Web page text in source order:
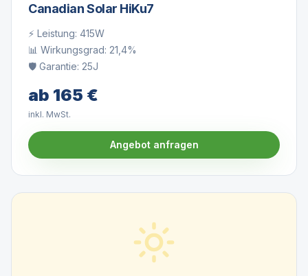
Canadian Solar HiKu7
⚡ Leistung: 415W
📊 Wirkungsgrad: 21,4%
🛡️ Garantie: 25J
ab 165 €
inkl. MwSt.
Angebot anfragen